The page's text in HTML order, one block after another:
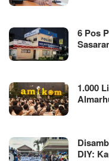
6 Pos
1.000
DIY: